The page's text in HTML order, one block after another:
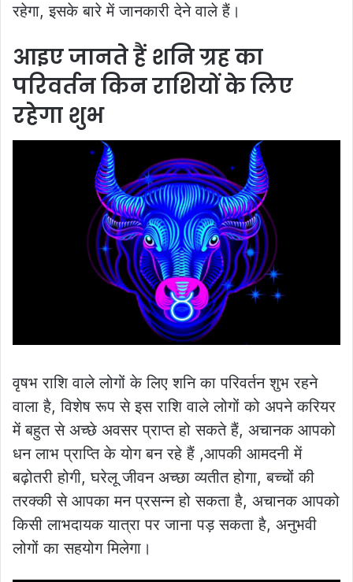
रहेगा, इसके बारे में जानकारी देने वाले हैं।
आइए जानते हैं शनि ग्रह का
परिवर्तन किन राशियों के लिए
रहेगा शुभ
वृषभ राशि वाले लोगों के लिए शनि का परिवर्तन शुभ रहने
वाला है, विशेष रूप से इस राशि वाले लोगों को अपने करियर
में बहुत से अच्छे अवसर प्राप्त हो सकते हैं, अचानक आपको
धन लाभ प्राप्ति के योग बन रहे हैं ,आपकी आमदनी में
बढ़ोतरी होगी, घरेलू जीवन अच्छा व्यतीत होगा, बच्चों की
तरक्की से आपका मन प्रसन्न हो सकता है, अचानक आपको
किसी लाभदायक यात्रा पर जाना पड़ सकता है, अनुभवी
लोगों का सहयोग मिलेगा।